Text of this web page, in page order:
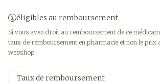
éligibles au remboursement
Si vous avez droit au remboursement de ce
taux de remboursement en pharmacie et non le
webshop.
Taux de remboursement